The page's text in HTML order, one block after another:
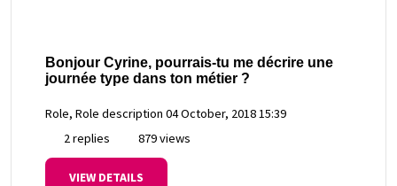
Bonjour Cyrine, pourrais-tu me décrire une
journée type dans ton métier ?
Role, Role description 04 October, 2018 15:39
2 replies
879 views
VIEW DETAILS